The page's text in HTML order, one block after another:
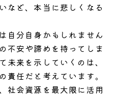
など、本当に悲しくなる
自分自身かもしれません
不安や諦めを持ってしま
未来を示していくのは、
責任だと考えています。
社会資源を最大限に活用